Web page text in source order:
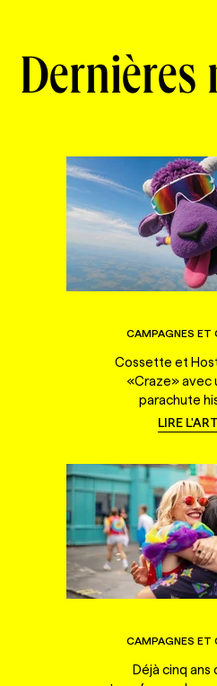
Dernières
CAMPAGNES ET
Cossette et
«Craze» avec
parachute
LIRE
CAMPAGNES ET
Déjà cinq ans